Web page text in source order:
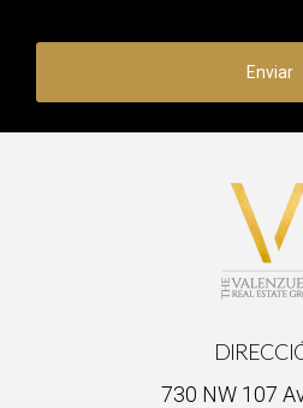
Enviar
730 NW 107